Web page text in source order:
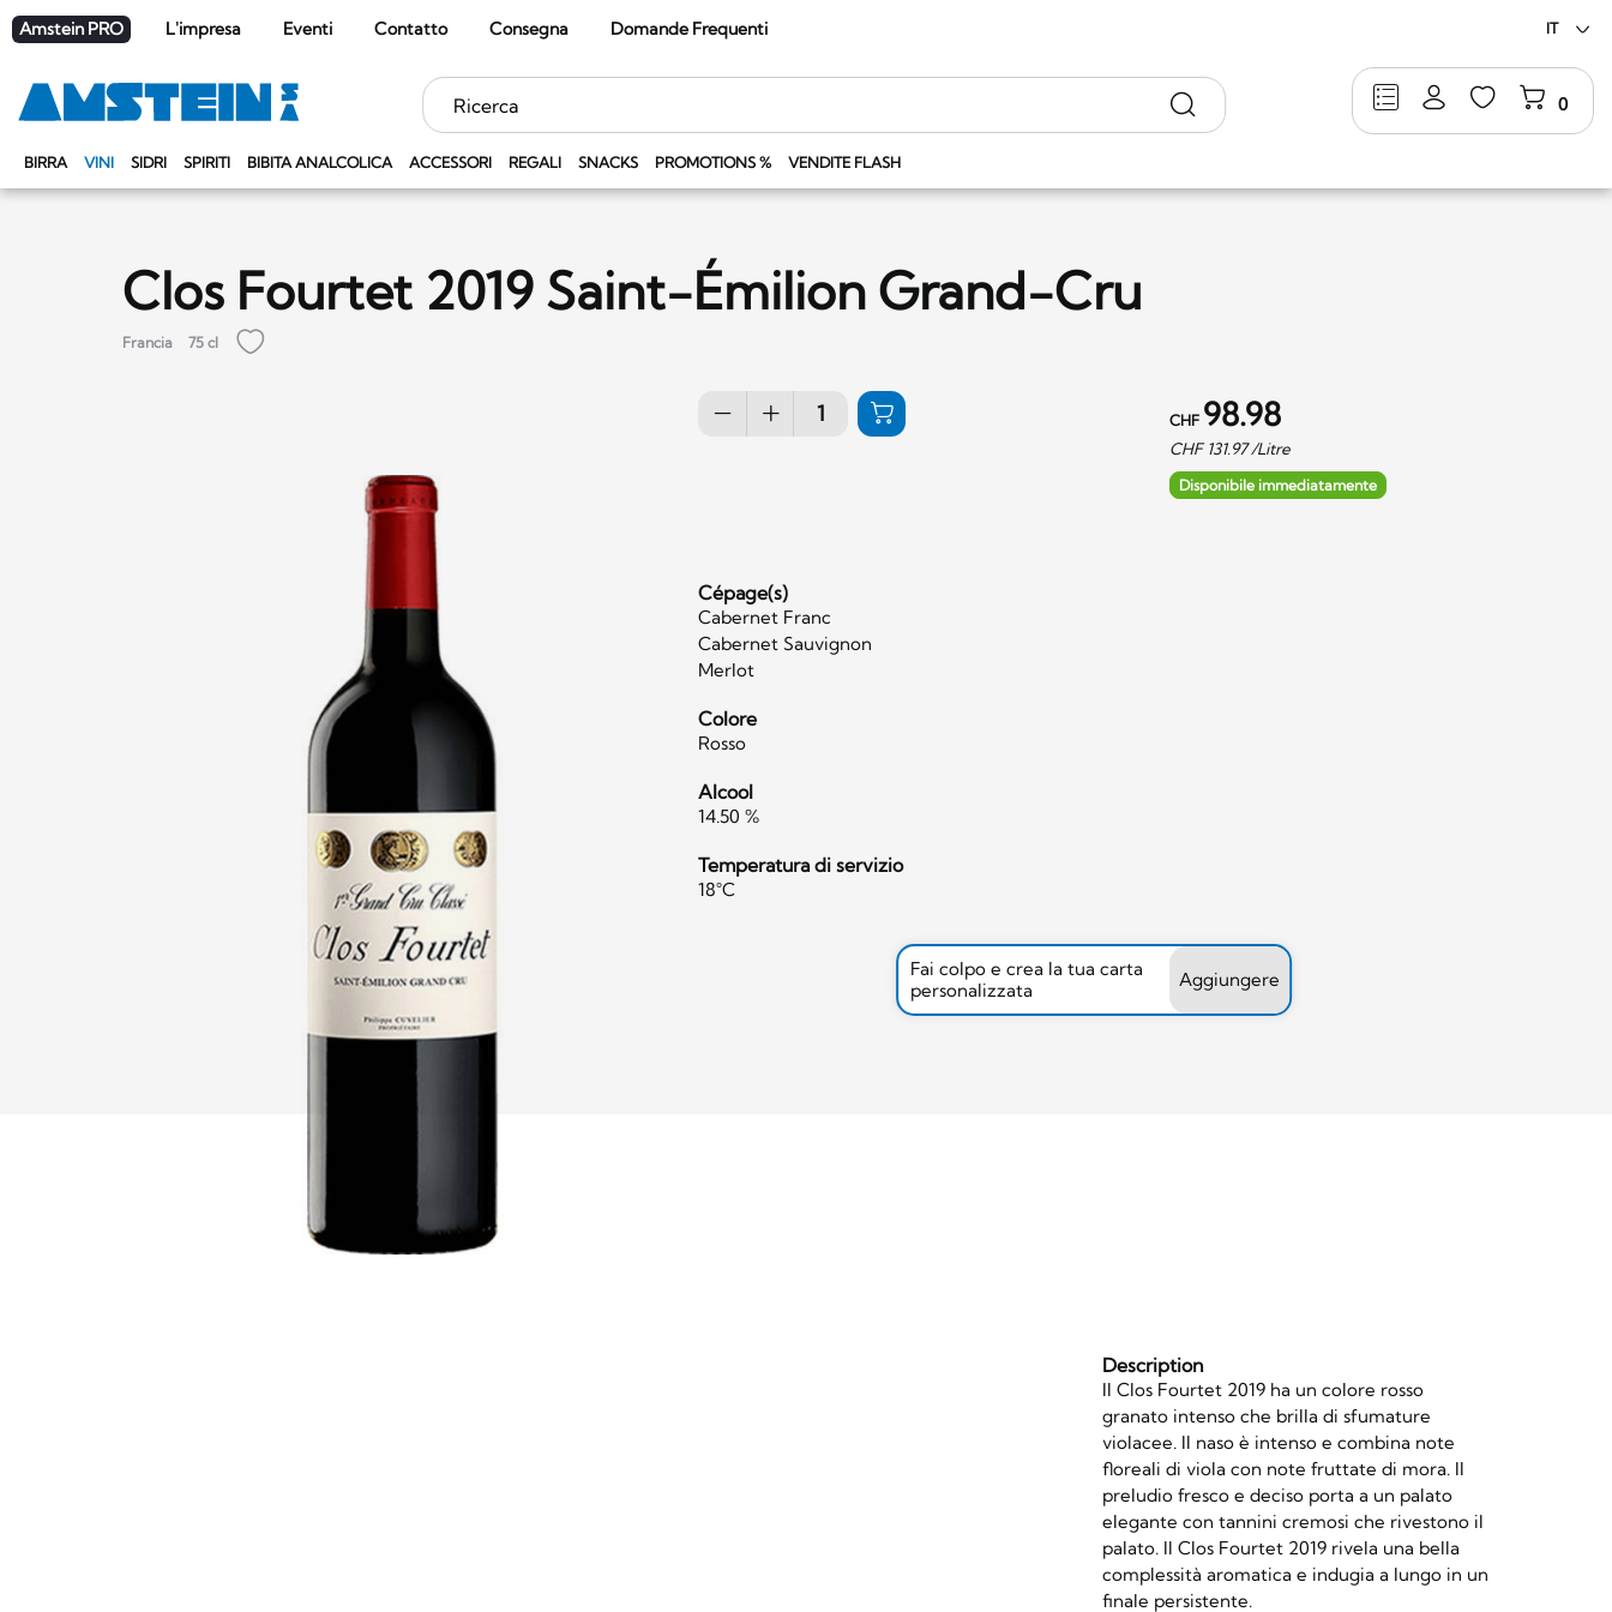
Amstein PRO L'impresa Eventi Contatto Consegna Domande Frequenti IT
BIRRA VINI SIDRI SPIRITI BIBITA ANALCOLICA ACCESSORI REGALI SNACKS PROMOTIONS % VENDITE FLASH
0
Parole
chiave
Ricerca
Clos Fourtet 2019 Saint-Émilion Grand-Cru
Francia 75 cl
CHF 98.98
CHF 131.97/Litre
Disponibile immediatamente
Cépage(s)
Cabernet Franc
Cabernet Sauvignon
Merlot
Colore
Rosso
Alcool
14.50 %
Temperatura di servizio
18°C
Fai colpo e crea la tua carta
personalizzata
Aggiungere
Description
Il Clos Fourtet 2019 ha un colore rosso
granato intenso che brilla di sfumature
violacee. Il naso è intenso e combina note
floreali di viola con note fruttate di mora. Il
preludio fresco e deciso porta a un palato
elegante con tannini cremosi che rivestono il
palato. Il Clos Fourtet 2019 rivela una bella
complessità aromatica e indugia a lungo in un
finale persistente.